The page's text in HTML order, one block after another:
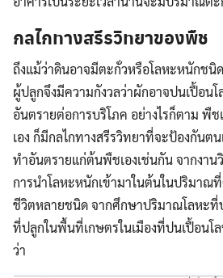
กลไกทางสรีรวิทยาของพืช
ถึงแม้ว่าดินอาจมีตะกั่วหรือโลหะหนักชนิ
ผู้ปลูกจึงมีความกังวลว่าผักอาจปนเปื้อน
อันตรายต่อการบริโภค อย่างไรก็ตาม พื
เอง ก็มีกลไกทางสรีรวิทยาที่จะป้องกันตน
ทำอันตรายแก่ต้นพืชเองเช่นกัน จากงาน
การนำโลหะหนักเข้ามาในต้นในปริมาณ
ชีวิตหลายชนิด จากศึกษาปริมาณโลหะที่
ที่ปลูกในพื้นที่เกษตรในเมืองที่ปนเปื้อน
ว่า